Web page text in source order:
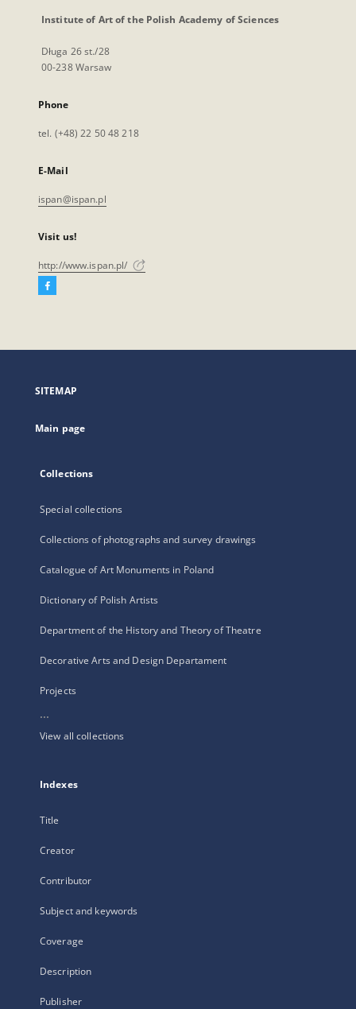
Institute of Art of the Polish Academy of Sciences
Długa 26 st./28
00-238 Warsaw
Phone
tel. (+48) 22 50 48 218
E-Mail
ispan@ispan.pl
Visit us!
http://www.ispan.pl/
Facebook
open
new
SITEMAP
Main page
Collections
Special collections
Collections of photographs and survey drawings
Catalogue of Art Monuments in Poland
Dictionary of Polish Artists
Department of the History and Theory of Theatre
Decorative Arts and Design Departament
Projects
...
View all collections
Indexes
Title
Creator
Contributor
Subject and keywords
Coverage
Description
Publisher